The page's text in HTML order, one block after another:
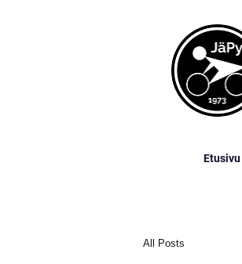
Etusivu
All Posts